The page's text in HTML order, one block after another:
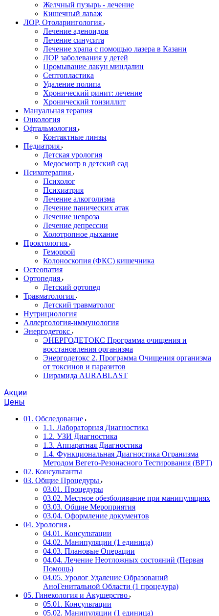
Желчный пузырь - лечение
Кишечный лаваж
ЛОР, Отоларингология
Лечение аденоидов
Лечение синусита
Лечение храпа с помощью лазера в Казани
ЛОР заболевания у детей
Промывание лакун миндалин
Септопластика
Удаление полипа
Хронический ринит: лечение
Хронический тонзиллит
Мануальная терапия
Онкология
Офтальмология
Контактные линзы
Педиатрия
Детская урология
Медосмотр в детский сад
Психотерапия
Психолог
Психиатрия
Лечение алкоголизма
Лечение панических атак
Лечение невроза
Лечение депрессии
Холотропное дыхание
Проктология
Геморрой
Колоноскопия (ФКС) кишечника
Остеопатия
Ортопедия
Детский ортопед
Травматология
Детский травматолог
Нутрициология
Аллергология-иммунология
Энергодетокс
ЭНЕРГОДЕТОКС Программа очищения и
восстановления организма
Энергодетокс 2. Программа Очищения организма
от токсинов и паразитов
Пирамида AURABLAST
Акции
Цены
01. Обследование
1.1. Лабораторная Диагностика
1.2. УЗИ Диагностика
1.3. Аппаратная Диагностика
1.4. Функциональная Диагностика Огранизма
Методом Вегето-Резонасного Тестирования (ВРТ)
02. Консультанты
03. Общие Процедуры
03.01. Процедуры
03.02. Местное обезболивание при манипуляциях
03.03. Общие Мероприятия
03.04. Оформление документов
04. Урология
04.01. Консультации
04.02. Манипуляции (1 единица)
04.03. Плановые Операции
04.04. Лечение Неотложных состояний (Первая
Помощь)
04.05. Уролог Удаление Образований
АноГенитальной Области (1 процедура)
05. Гинекология и Акушерство
05.01. Консультации
05.02. Манипуляции (1 единица)